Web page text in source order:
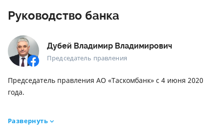
Руководство банка
Дубей Владимир Владимирович
Председатель правления
Председатель правления АО «Таскомбанк» с 4 июня 2020
года.
Развернуть